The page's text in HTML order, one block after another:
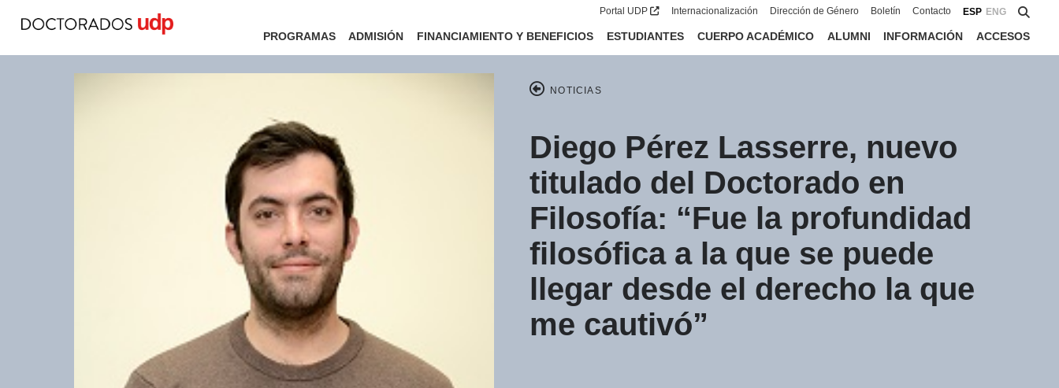
Portal UDP Internacionalización Dirección de Género Boletín Contacto ESP ENG
PROGRAMAS ADMISIÓN FINANCIAMIENTO Y BENEFICIOS ESTUDIANTES CUERPO ACADÉMICO ALUMNI INFORMACIÓN ACCESOS
NOTICIAS
Diego Pérez Lasserre, nuevo
titulado del Doctorado en
Filosofía: “Fue la profundidad
filosófica a la que se puede
llegar desde el derecho la que
me cautivó”